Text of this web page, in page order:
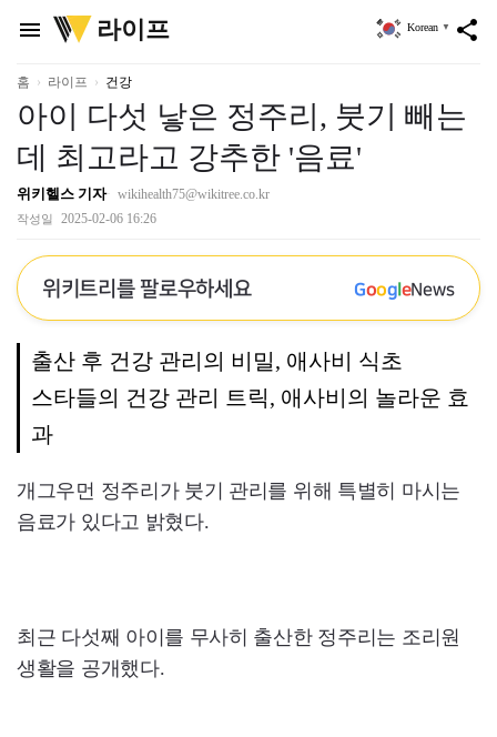
menu
위
키
리
라이프 share
Korean ▼
홈 라이프 건강
아이 다섯 낳은 정주리, 붓기 빼는
데 최고라고 강추한 '음료'
위키헬스 기자 wikihealth75@wikitree.co.kr
작성일 2025-02-06 16:26
위키트리를 팔로우하세요 GoogleNews
출산 후 건강 관리의 비밀, 애사비 식초
스타들의 건강 관리 트릭, 애사비의 놀라운 효
과
개그우먼 정주리가 붓기 관리를 위해 특별히 마시는
음료가 있다고 밝혔다.
최근 다섯째 아이를 무사히 출산한 정주리는 조리원
생활을 공개했다.